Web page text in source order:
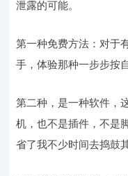
泄露的可能。
第一种免费方法：对于
手，体验那种一步步按
第二种，是一种软件，
机，也不是插件，不是
省了我不少时间去捣鼓